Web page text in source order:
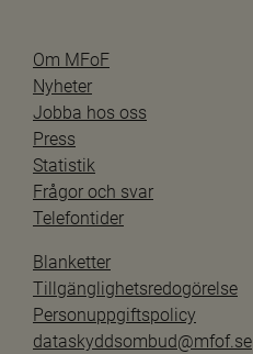
Om MFoF
Nyheter
Jobba hos oss
Press
Statistik
Frågor och svar
Telefontider
Blanketter
Tillgänglighetsredogörelse
Personuppgiftspolicy
dataskyddsombud@mfof.se